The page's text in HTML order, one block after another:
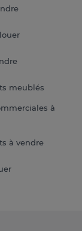
meublés
à
à vendre